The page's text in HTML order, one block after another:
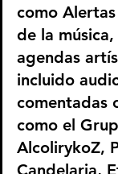
como
de la
agendas
incluido
comentadas
como el
AlcolirykoZ,
Candelaria,